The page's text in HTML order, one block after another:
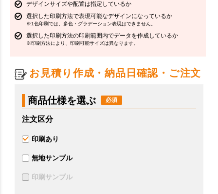
デザインサイズや配置は指定しているか
選択した印刷方法で表現可能なデザインになっているか
※1色印刷では、多色・グラデーション表現はできません。
選択した印刷方法の印刷範囲内でデータを作成しているか
※印刷方法により、印刷可能サイズは異なります。
お見積り作成・納品日確認・ご注文
商品仕様を選ぶ
注文区分
印刷あり
無地サンプル
印刷サンプル